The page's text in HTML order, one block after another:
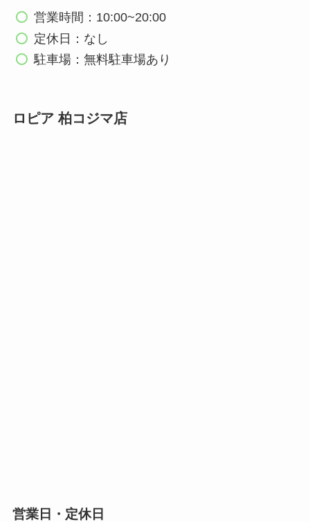
営業時間：10:00~20:00
定休日：なし
駐車場：無料駐車場あり
ロピア 柏コジマ店
営業日・定休日